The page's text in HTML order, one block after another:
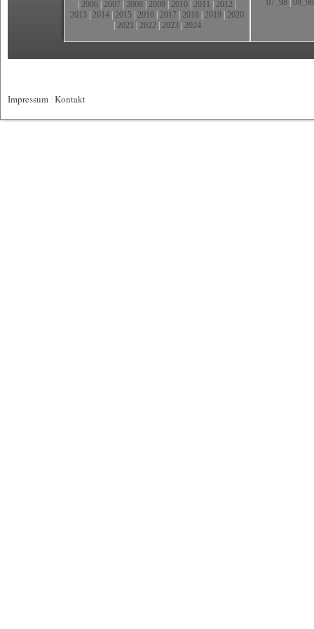
2006 2007 2008 2009 2010 2011 2012
2013 2014 2015 2016 2017 2018 2019 2020
2021 2022 2023| 2024
07_98 08_98
Impressum Kontakt